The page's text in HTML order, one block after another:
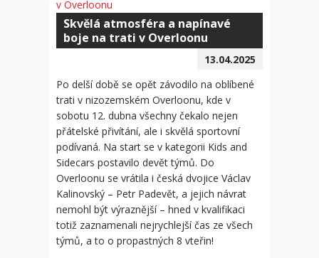
Skvělá atmosféra a napínavé
boje na trati v Overloonu
13.04.2025
Po delší době se opět závodilo na oblíbené
trati v nizozemském Overloonu, kde v
sobotu 12. dubna všechny čekalo nejen
přátelské přivítání, ale i skvělá sportovní
podívaná. Na start se v kategorii Kids and
Sidecars postavilo devět týmů. Do
Overloonu se vrátila i česká dvojice Václav
Kalinovský – Petr Padevět, a jejich návrat
nemohl být výraznější – hned v kvalifikaci
totiž zaznamenali nejrychlejší čas ze všech
týmů, a to o propastných 8 vteřin!